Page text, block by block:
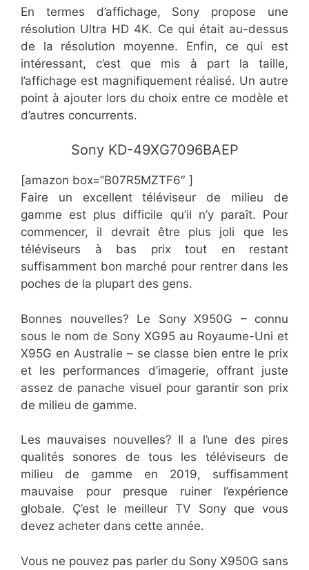
En termes d’affichage, Sony propose une
résolution Ultra HD 4K. Ce qui était au-dessus
de la résolution moyenne. Enfin, ce qui est
intéressant, c’est que mis à part la taille,
l’affichage est magnifiquement réalisé. Un autre
point à ajouter lors du choix entre ce modèle et
d’autres concurrents.
Sony KD-49XG7096BAEP
[amazon box=”B07R5MZTF6″ ]
Faire un excellent téléviseur de milieu de
gamme est plus difficile qu’il n’y paraît. Pour
commencer, il devrait être plus joli que les
téléviseurs à bas prix tout en restant
suffisamment bon marché pour rentrer dans les
poches de la plupart des gens.
Bonnes nouvelles? Le Sony X950G – connu
sous le nom de Sony XG95 au Royaume-Uni et
X95G en Australie – se classe bien entre le prix
et les performances d’imagerie, offrant juste
assez de panache visuel pour garantir son prix
de milieu de gamme.
Les mauvaises nouvelles? Il a l’une des pires
qualités sonores de tous les téléviseurs de
milieu de gamme en 2019, suffisamment
mauvaise pour presque ruiner l’expérience
globale. Ç’est le meilleur TV Sony que vous
devez acheter dans cette année.
Vous ne pouvez pas parler du Sony X950G sans